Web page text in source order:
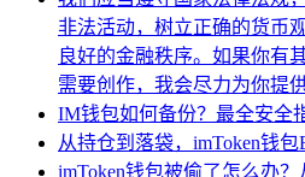
非法活动，树立正确的货币
良好的金融秩序。如果你有
需要创作，我会尽力为你提
IM钱包如何备份？最全安全
从持仓到落袋，imToken钱
imToken钱包被偷了怎么办